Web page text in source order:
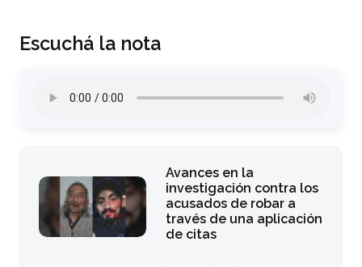
Escuchá la nota
Avances en la
investigación contra los
acusados de robar a
través de una aplicación
de citas